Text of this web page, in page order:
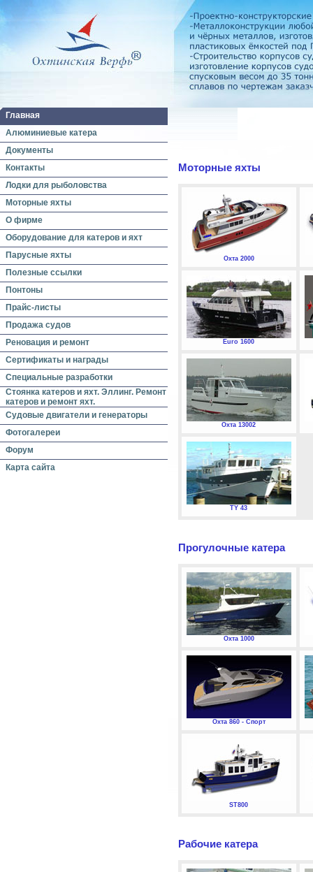
Главная
Алюминиевые катера
Документы
Контакты
Лодки для рыболовства
Моторные яхты
О фирме
Оборудование для катеров и яхт
Парусные яхты
Полезные ссылки
Понтоны
Прайс-листы
Продажа судов
Реновация и ремонт
Сертификаты и награды
Специальные разработки
Стоянка катеров и яхт. Эллинг. Ремонт
катеров и ремонт яхт.
Судовые двигатели и генераторы
Фотогалереи
Форум
Карта сайта
Моторные яхты
Охта 2000
Euro 1600
Охта 13002
TY 43
Прогулочные катера
Охта 1000
Охта 860 - Спорт
ST800
Рабочие катера